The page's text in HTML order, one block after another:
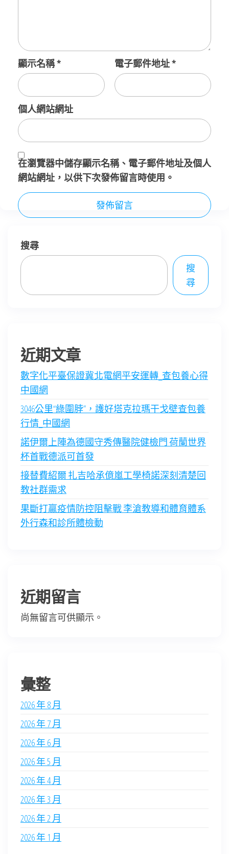
顯示名稱* 電子郵件地址*
個人網站網址
在瀏覽器中儲存顯示名稱、電子郵件地址及個人
網站網址，以供下次發佈留言時使用。
搜尋
搜
尋
近期文章
數字化平臺保證冀北電網平安運轉_查包養心得
中國網
3046公里“綠圍脖”，護好塔克拉瑪干戈壁查包養
行情_中國網
諾伊爾上陣為德國守秀傳醫院健檢門 荷蘭世界
杯首戰德派可首發
接替費紹爾 扎吉哈承億嵐工學椅諾深刻清楚回
教社群需求
果斷打贏疫情防控阻擊戰 李滄教導和體育體系
外行森和診所體檢動
近期留言
尚無留言可供顯示。
彙整
2026 年 8 月
2026 年 7 月
2026 年 6 月
2026 年 5 月
2026 年 4 月
2026 年 3 月
2026 年 2 月
2026 年 1 月